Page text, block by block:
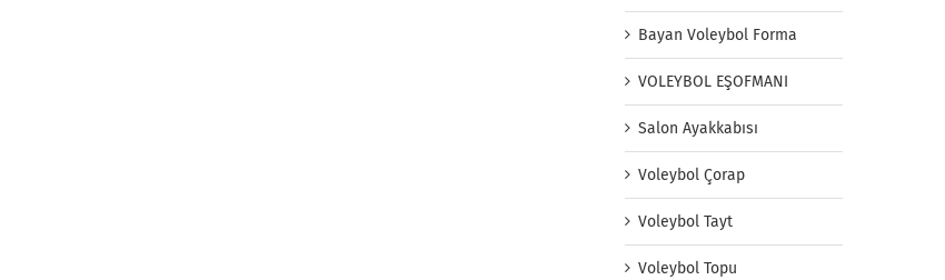
Bayan Voleybol Forma
VOLEYBOL EŞOFMANI
Salon Ayakkabısı
Voleybol Çorap
Voleybol Tayt
Voleybol Topu